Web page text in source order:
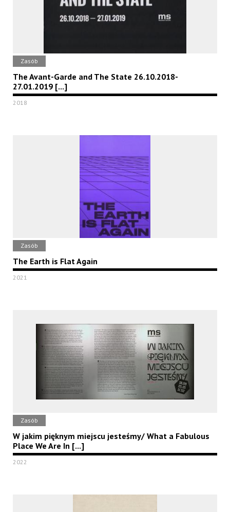
Zasób
The Avant-Garde and The State 26.10.2018-
27.01.2019 [...]
2018
Zasób
The Earth is Flat Again
2021
Zasób
W jakim pięknym miejscu jesteśmy/ What a Fabulous
Place We Are In [...]
2022